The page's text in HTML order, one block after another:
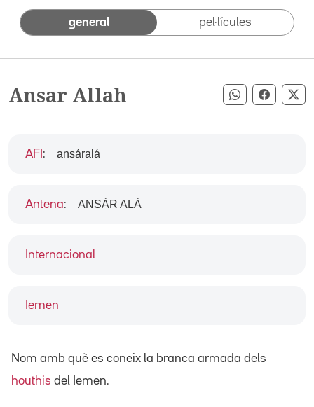
general pel·lícules
Ansar Allah Compartir
Internacional
Iemen
AFI : ansáralá
Antena: ANSÀR ALÀ
Nom amb què es coneix la branca armada dels
houthis del Iemen.